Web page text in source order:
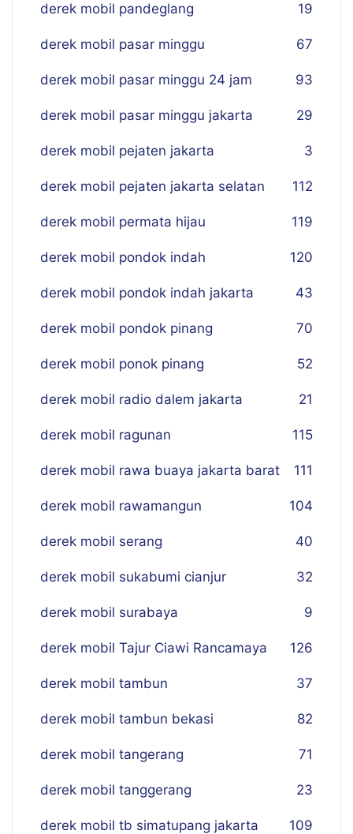
derek mobil pandeglang 19
derek mobil pasar minggu 67
derek mobil pasar minggu 24 jam 93
derek mobil pasar minggu jakarta 29
derek mobil pejaten jakarta 3
derek mobil pejaten jakarta selatan 112
derek mobil permata hijau 119
derek mobil pondok indah 120
derek mobil pondok indah jakarta 43
derek mobil pondok pinang 70
derek mobil ponok pinang 52
derek mobil radio dalem jakarta 21
derek mobil ragunan 115
derek mobil rawa buaya jakarta barat 111
derek mobil rawamangun 104
derek mobil serang 40
derek mobil sukabumi cianjur 32
derek mobil surabaya 9
derek mobil Tajur Ciawi Rancamaya 126
derek mobil tambun 37
derek mobil tambun bekasi 82
derek mobil tangerang 71
derek mobil tanggerang 23
derek mobil tb simatupang jakarta 109